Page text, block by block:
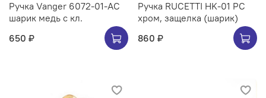
Ручка Vanger 6072-01-AC
шарик медь с кл.
650 ₽
Ручка RUCETTI HK-01 PС
хром, защелка (шарик)
860 ₽